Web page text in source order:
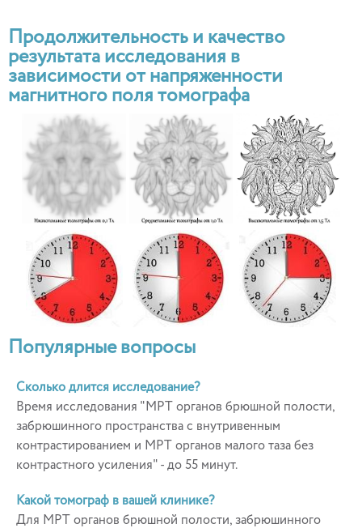
Продолжительность и качество
результата исследования в
зависимости от напряженности
магнитного поля томографа
Популярные вопросы
Сколько длится исследование?
Время исследования "МРТ органов брюшной полости,
забрюшинного пространства с внутривенным
контрастированием и МРТ органов малого таза без
контрастного усиления" - до 55 минут.
Какой томограф в вашей клинике?
Для МРТ органов брюшной полости, забрюшинного